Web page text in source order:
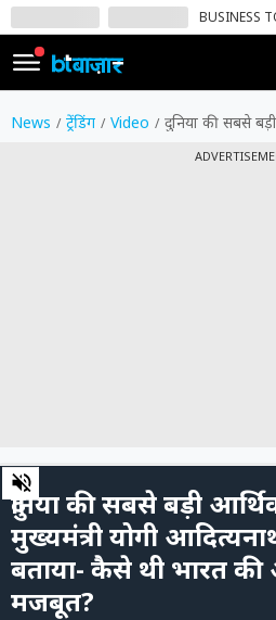
BUSINESS
SIGN
IN
पर्सनल
फाइनेंस
टेक्नोलॉजी
म्यूचु्अल
News ट्रेंडिंग Video दुनिया की सबसे बड़ी आर्थिक ताकत था भारत?
0
of
minutes,
28
seconds
दुनिया की सबसे बड़ी
मुख्यमंत्री योगी
बताया- कैसे थी भारत की
मजबूत?